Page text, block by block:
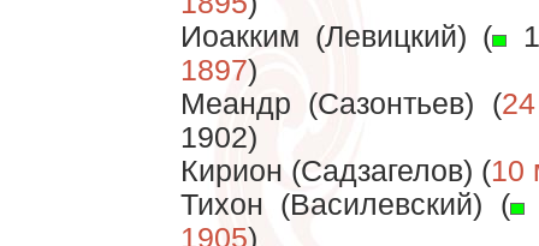
Иоакким (Левицкий) (
1897)
Меандр (Сазонтьев) (
1902)
Кирион (Садзагелов) (10
Тихон (Василевский) (
1905)